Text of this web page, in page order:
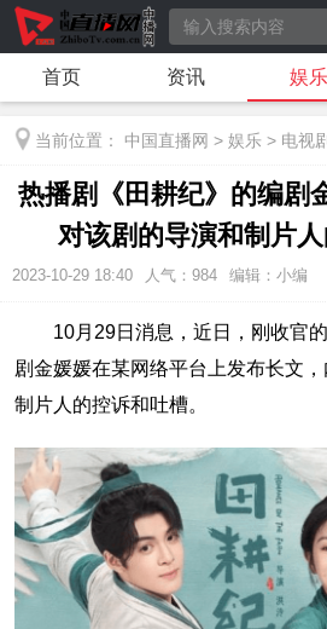
首页 资讯 娱乐
当前位置： 中国直播网 > 娱乐 > 电视剧
热播剧《田耕纪》的编剧
对该剧的导演和制片
2023-10-29 18:40 人气： 984 编辑：小编
10月29日消息，近日，刚收官的
剧金媛媛在某网络平台上发布长文
制片人的控诉和吐槽。